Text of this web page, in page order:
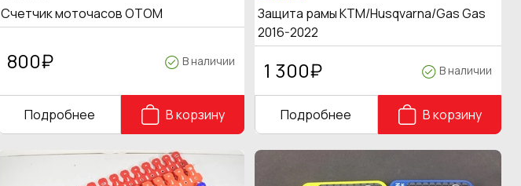
Счетчик моточасов OTOM
800₽ В наличии
Подробнее В корзину
Защита рамы KTM/Husqvarna/Gas Gas
2016-2022
1 300₽ В наличии
Подробнее В корзину